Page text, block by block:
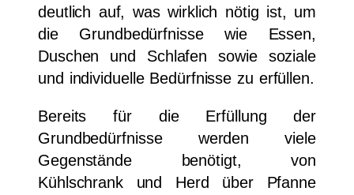
deutlich auf, was wirklich nötig ist, um
die Grundbedürfnisse wie Essen,
Duschen und Schlafen sowie soziale
und individuelle Bedürfnisse zu erfüllen.
Bereits für die Erfüllung der
Grundbedürfnisse werden viele
Gegenstände benötigt, von
Kühlschrank und Herd über Pfanne